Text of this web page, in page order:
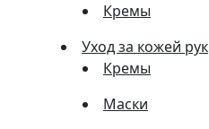
Кремы
Уход за кожей рук
Кремы
Маски